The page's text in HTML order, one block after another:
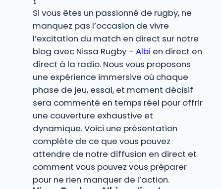
Si vous êtes un passionné de rugby, ne
manquez pas l’occasion de vivre
l’excitation du match en direct sur notre
blog avec Nissa Rugby – Albi en direct en
direct à la radio. Nous vous proposons
une expérience immersive où chaque
phase de jeu, essai, et moment décisif
sera commenté en temps réel pour offrir
une couverture exhaustive et
dynamique. Voici une présentation
complète de ce que vous pouvez
attendre de notre diffusion en direct et
comment vous pouvez vous préparer
pour ne rien manquer de l’action.